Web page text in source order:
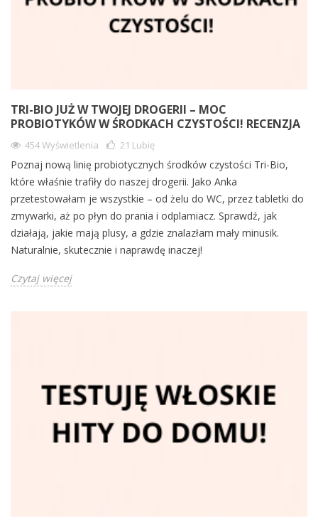
TRI-BIO JUŻ W TWOJEJ DROGERII – MOC
PROBIOTYKÓW W ŚRODKACH CZYSTOŚCI! RECENZJA
454 Wyświetlenia 21 Lubię
Poznaj nową linię probiotycznych środków czystości Tri-Bio,
które właśnie trafiły do naszej drogerii. Jako Anka
przetestowałam je wszystkie – od żelu do WC, przez tabletki do
zmywarki, aż po płyn do prania i odplamiacz. Sprawdź, jak
działają, jakie mają plusy, a gdzie znalazłam mały minusik.
Naturalnie, skutecznie i naprawdę inaczej!
Czytaj więcej